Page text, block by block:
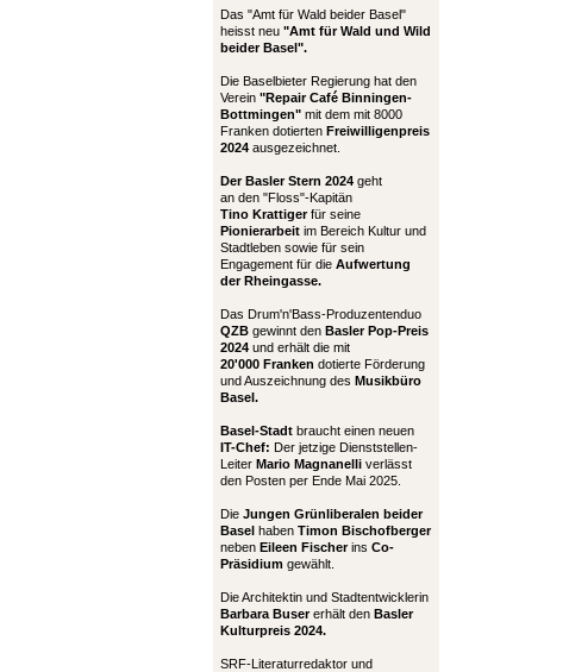
Das "Amt für Wald beider Basel"
heisst neu "Amt für Wald und Wild
beider Basel".
Die Baselbieter Regierung hat den
Verein "Repair Café Binningen-
Bottmingen" mit dem mit 8000
Franken dotierten Freiwilligenpreis
2024 ausgezeichnet.
Der Basler Stern 2024 geht
an den "Floss"-Kapitän
Tino Krattigerfür seine
Pionierarbeit im Bereich Kultur und
Stadtleben sowie für sein
Engagement für die Aufwertung
der Rheingasse.
Das Drum'n'Bass-Produzentenduo
QZB gewinnt den Basler Pop-Preis
2024 und erhält die mit
20'000 Franken dotierte Förderung
und Auszeichnung des Musikbüro
Basel.
Basel-Stadt braucht einen neuen
IT-Chef: Der jetzige Dienststellen-
Leiter Mario Magnanelli verlässt
den Posten per Ende Mai 2025.
Die Jungen Grünliberalen beider
Basel haben Timon Bischofberger
neben Eileen Fischerins Co-
Präsidium gewählt.
Die Architektin und Stadtentwicklerin
Barbara Busererhält den Basler
Kulturpreis 2024.
SRF-Literaturredaktor und